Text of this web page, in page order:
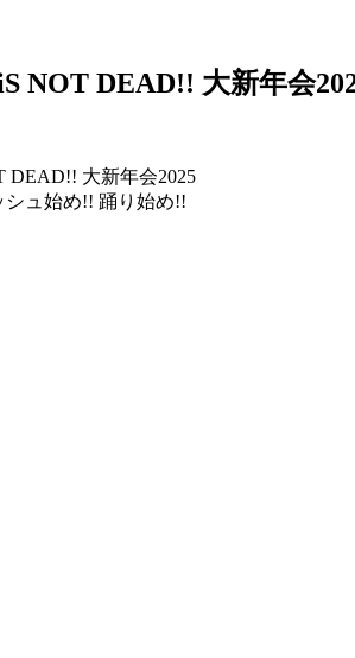
NOT DEAD!! 大新年会
DEAD!! 大新年会2025
ュ始め!! 踊り始め!!